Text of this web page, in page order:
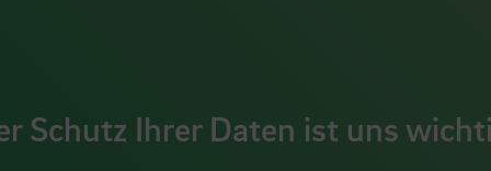
Schutz Ihrer Daten ist uns